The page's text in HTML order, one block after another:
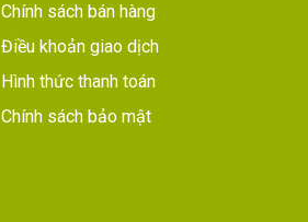
Chính sách bán hàng
Điều khoản giao dịch
Hình thức thanh toán
Chính sách bảo mật